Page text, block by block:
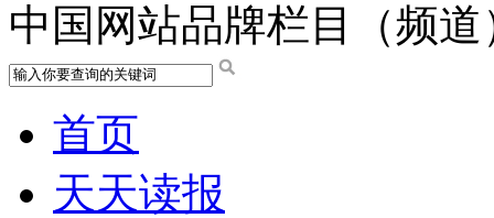
中国网站品牌栏目（频道
首页
天天读报